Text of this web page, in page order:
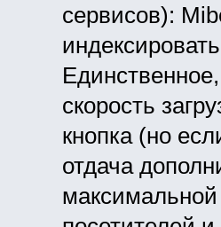
сервисов):
скорость
кнопка (но
отдача